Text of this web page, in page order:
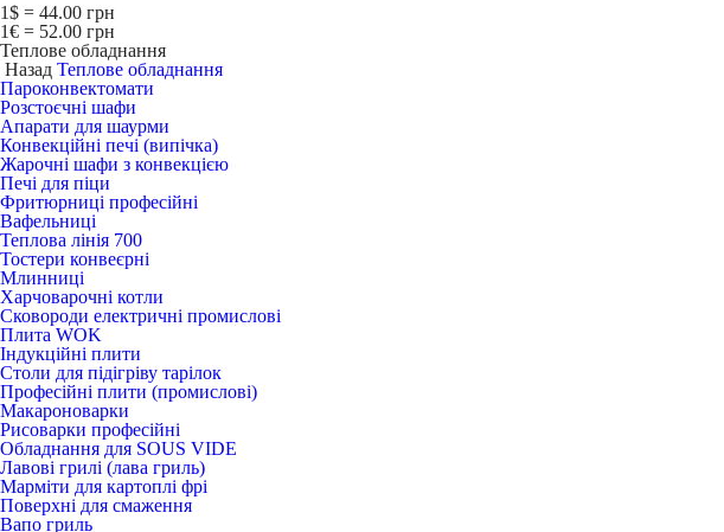
1$ = 44.00 грн
1€ = 52.00 грн
Теплове обладнання
Назад Теплове обладнання
Пароконвектомати
Розстоєчні шафи
Апарати для шаурми
Конвекційні печі (випічка)
Жарочні шафи з конвекцією
Печі для піци
Фритюрниці професійні
Вафельниці
Теплова лінія 700
Тостери конвеєрні
Млинниці
Харчоварочні котли
Сковороди електричні промислові
Плита WOK
Індукційні плити
Столи для підігріву тарілок
Професійні плити (промислові)
Макароноварки
Рисоварки професійні
Обладнання для SOUS VIDE
Лавові грилі (лава гриль)
Марміти для картоплі фрі
Поверхні для смаження
Вапо гриль